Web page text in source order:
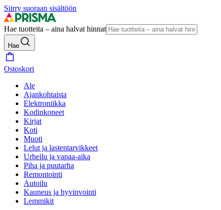
Siirry suoraan sisältöön
Hae tuotteita – aina halvat hinnat
Hae
Ostoskori
Ale
Ajankohtaista
Elektroniikka
Kodinkoneet
Kirjat
Koti
Muoti
Lelut ja lastentarvikkeet
Urheilu ja vapaa-aika
Piha ja puutarha
Remontointi
Autoilu
Kauneus ja hyvinvointi
Lemmikit